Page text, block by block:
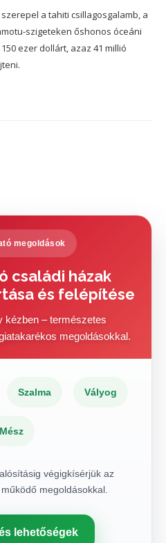
a tahiti csillagosgalamb, a
szigeteken őshonos óceáni
ezer dollárt, azaz 41 millió
megoldások
családi házak
és felépítése
kézben – természetes
megoldásokkal.
Szalma Vályog
Mész
végigkísérjük az
megoldásokkal.
lehetőségek